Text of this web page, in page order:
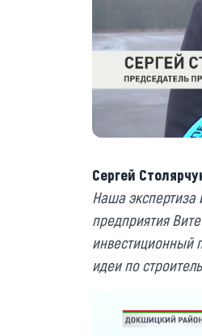
Сергей
Наша экспертиза
предприятия
инвестиционный
идеи по